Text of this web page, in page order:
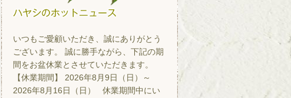
いつもご愛顧いただき、誠にありがとう
ございます。 誠に勝手ながら、下記の期
間をお盆休業とさせていただきます。
【休業期間】 2026年8月9日（日）～
2026年8月16日（日） 休業期間中にい